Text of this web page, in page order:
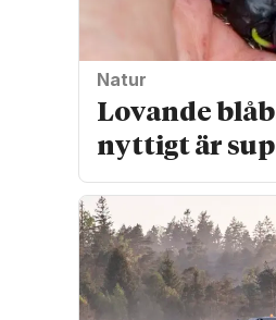
Natur
Lovande
nyttigt är